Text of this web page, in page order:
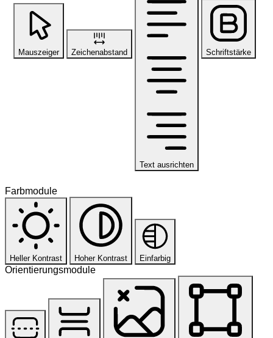
Mauszeiger Zeichenabstand
Text ausrichten
Schriftstärke
Farbmodule
Heller Kontrast Hoher Kontrast Einfarbig
Orientierungsmodule